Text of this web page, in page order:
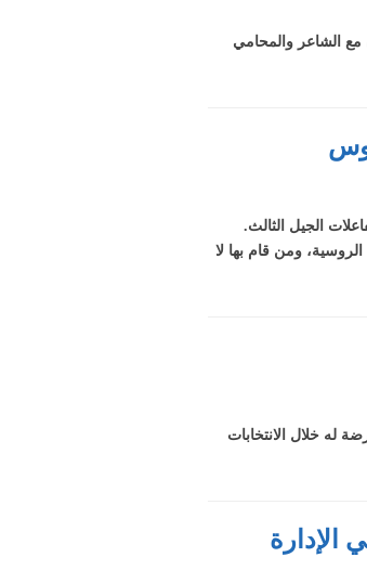
مع الشاعر والمحامي
الجيل الثالث.
ومن قام بها لا
له خلال الانتخابات
الإدارة